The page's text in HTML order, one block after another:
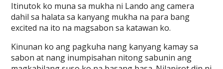
Itinutok ko muna sa mukha ni Lando ang camera
dahil sa halata sa kanyang mukha na para bang
excited na ito na magsabon sa katawan ko.
Kinunan ko ang pagkuha nang kanyang kamay sa
sabon at nang inumpisahan nitong sabunin ang